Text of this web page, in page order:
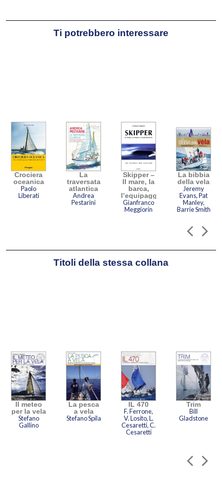
Ti potrebbero interessare
Crociera
oceanica
Paolo
Liberati
La
traversata
atlantica
Andrea
Pestarini
Skipper –
Il mare, la
barca,
l’equipaggio
Gianfranco
Meggiorin
La bibbia
della vela
Jeremy
Evans, Pat
Manley,
Barrie Smith
Titoli della stessa collana
Il meteo
per la vela
Stefano
Gallino
La pesca
a vela
Stefano Spila
IL 470
F. Ferrone,
V. Losito, L.
Cesaretti, C.
Cesaretti
Trim
Bill
Gladstone